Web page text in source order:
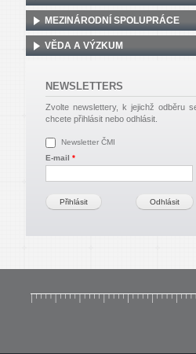
MEZINÁRODNÍ SPOLUPRÁCE
VĚDA A VÝZKUM
NEWSLETTERS
Zvolte newslettery, k jejichž odběru
chcete přihlásit nebo odhlásit.
Newsletter ČMI
E-mail *